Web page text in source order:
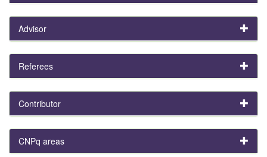
Advisor
Referees
Contributor
CNPq areas